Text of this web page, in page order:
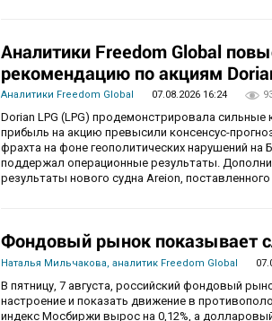
Аналитики Freedom Global
рекомендацию по акциям
Аналитики Freedom Global 07.08.2026 16:24
Dorian LPG (LPG) продемонстрировала
прибыль на акцию превысили консенсус-
фрахта на фоне геополитических нарушений
поддержал операционные результаты.
результаты нового судна Areion,
Фондовый рынок показывает
Наталья Мильчакова, аналитик Freedom Global
В пятницу, 7 августа, российский фондовый
настроение и показать движение в
индекс Мосбиржи вырос на 0,12%, а долларовый